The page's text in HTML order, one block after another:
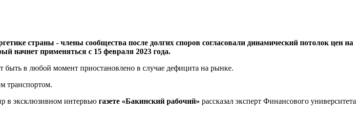
страны - члены сообщества после долгих споров согласовали динамический потолок цен на
начнет применяться с 15 февраля 2023 года.
быть в любой момент приостановлено в случае дефицита на рынке.
транспортом.
в эксклюзивном интервью газете «Бакинский рабочий» рассказал эксперт Финансового университета